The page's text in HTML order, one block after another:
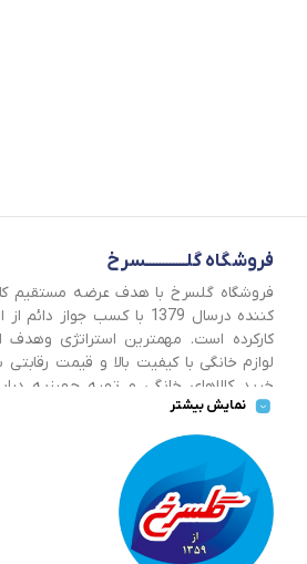
فروشگاه گلــــــــــــسرخ
فروشگاه گلسرخ با هدف عرضه مستقیم
کننده درسال 1379 با کسب
کارکرده است. مهمترین استراتژی وهدف
لوازم خانگی با کیفیت بالا و قیمت
خرید کالاهای خانگی و تهیه جهیزیه
صورت می پذیرد . گسترش کسب وکارهای
با ایجاد فروشگاه اینترنتی گلسرخ به
شرایط بهتر بپردازیم.
نمایش بیشتر